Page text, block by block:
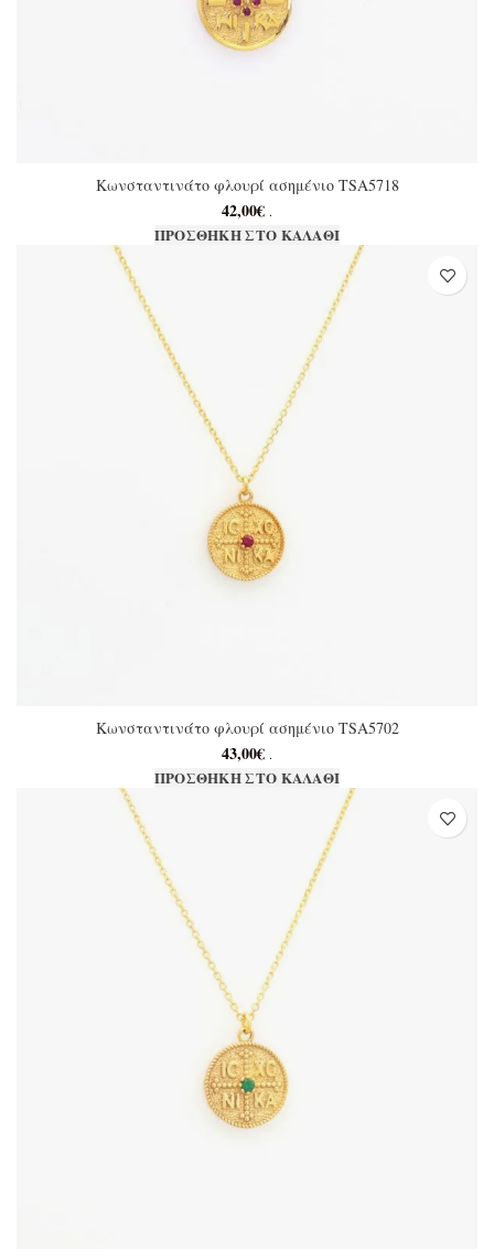
Κωνσταντινάτο φλουρί ασημένιο TSA5718
42,00€ .
ΠΡΟΣΘΉΚΗ ΣΤΟ ΚΑΛΆΘΙ
Κωνσταντινάτο φλουρί ασημένιο TSA5702
43,00€ .
ΠΡΟΣΘΉΚΗ ΣΤΟ ΚΑΛΆΘΙ